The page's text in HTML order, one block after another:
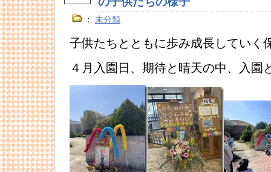
： 未分類
子供たちとともに歩み成長していく
４月入園日、期待と晴天の中、入園